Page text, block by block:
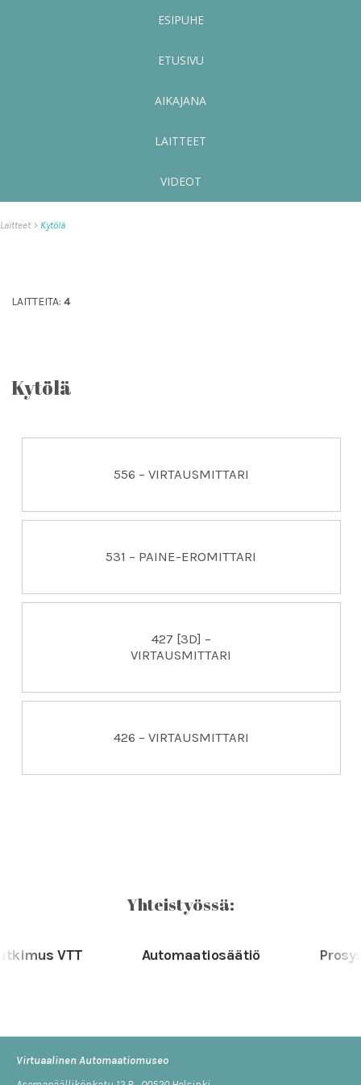
ESIPUHE
ETUSIVU
AIKAJANA
LAITTEET
VIDEOT
Laitteet Kytölä
LAITTEITA:4
Kytölä
556 – VIRTAUSMITTARI
531 – PAINE-EROMITTARI
427 [3D] –
VIRTAUSMITTARI
426 – VIRTAUSMITTARI
Yhteistyössä:
VTT Automaatiosäätiö Prosys
Virtuaalinen Automaatiomuseo